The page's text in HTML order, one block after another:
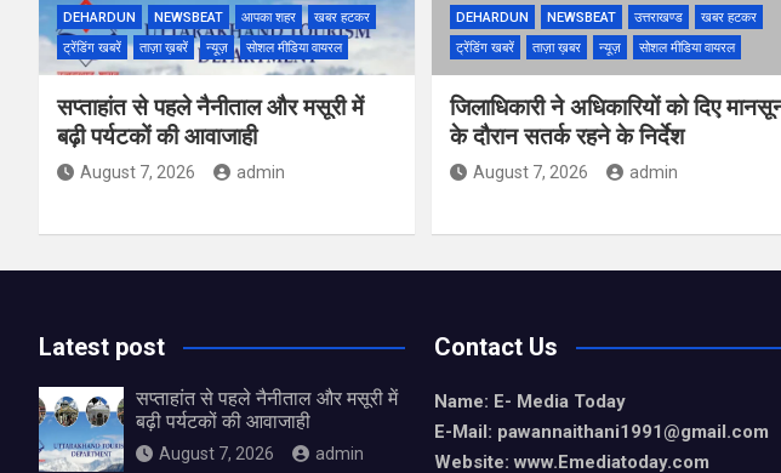
DEHARDUN NEWSBEAT आपका शहर
खबर हटकर
ट्रेंडिंग खबरें
ताज़ा ख़बरें न्यूज़ सोशल मीडिया वायरल
सप्ताहांत से पहले नैनीताल और मसूरी में
बढ़ी पर्यटकों की आवाजाही
August 7, 2026 admin
DEHARDUN NEWSBEAT उत्तराखण्ड
खबर हटकर
ट्रेंडिंग खबरें
ताज़ा ख़बर न्यूज़ सोशल मीडिया वायरल
जिलाधिकारी ने अधिकारियों को दिए
के दौरान सतर्क रहने के निर्देश
August 7, 2026 admin
Latest post
सप्ताहांत से पहले नैनीताल और मसूरी में
बढ़ी पर्यटकों की आवाजाही
August 7, 2026 admin
Contact Us
Name: E- Media Today
E-Mail: pawannaithani1991@gmail.com
Website: www.Emediatoday.com